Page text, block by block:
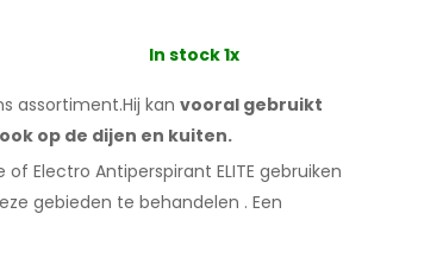
In stock 1x
assortiment.Hij kan vooral gebruikt
op de dijen en kuiten.
Electro Antiperspirant ELITE gebruiken
gebieden te behandelen . Een